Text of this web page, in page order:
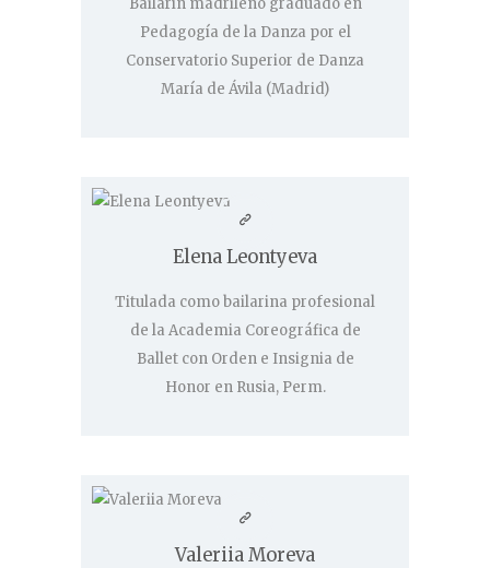
Contacto
Bailarín madrileño graduado en
Pedagogía de la Danza por el
Conservatorio Superior de Danza
María de Ávila (Madrid)
Elena Leontyeva
Titulada como bailarina profesional
de la Academia Coreográfica de
Ballet con Orden e Insignia de
Honor en Rusia, Perm.
Valeriia Moreva